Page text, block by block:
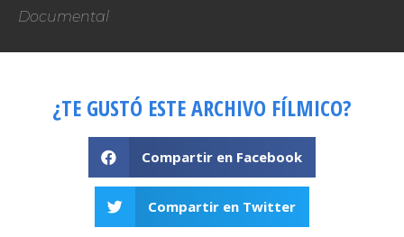
Documental
¿TE GUSTÓ ESTE ARCHIVO FÍLMICO?
Compartir en Facebook
Compartir en Twitter